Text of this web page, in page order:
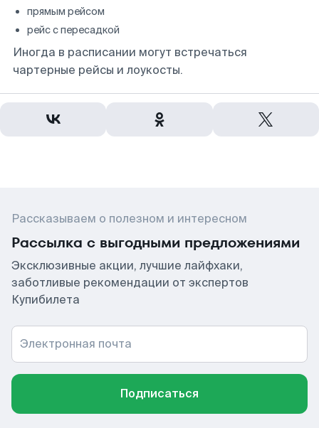
прямым рейсом
рейс с пересадкой
Иногда в расписании могут встречаться
чартерные рейсы и лоукосты.
Рассказываем о полезном и интересном
Рассылка с выгодными предложениями
Эксклюзивные акции, лучшие лайфхаки,
заботливые рекомендации от экспертов
Купибилета
Электронная почта
Подписаться